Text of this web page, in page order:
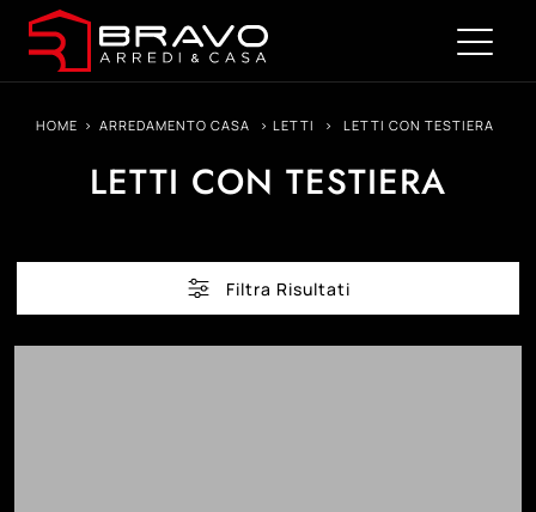
HOME > ARREDAMENTO CASA > LETTI > LETTI CON TESTIERA
LETTI CON TESTIERA
Filtra Risultati